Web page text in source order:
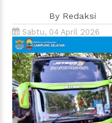
By Redaksi
Sabtu, 04 April 2026